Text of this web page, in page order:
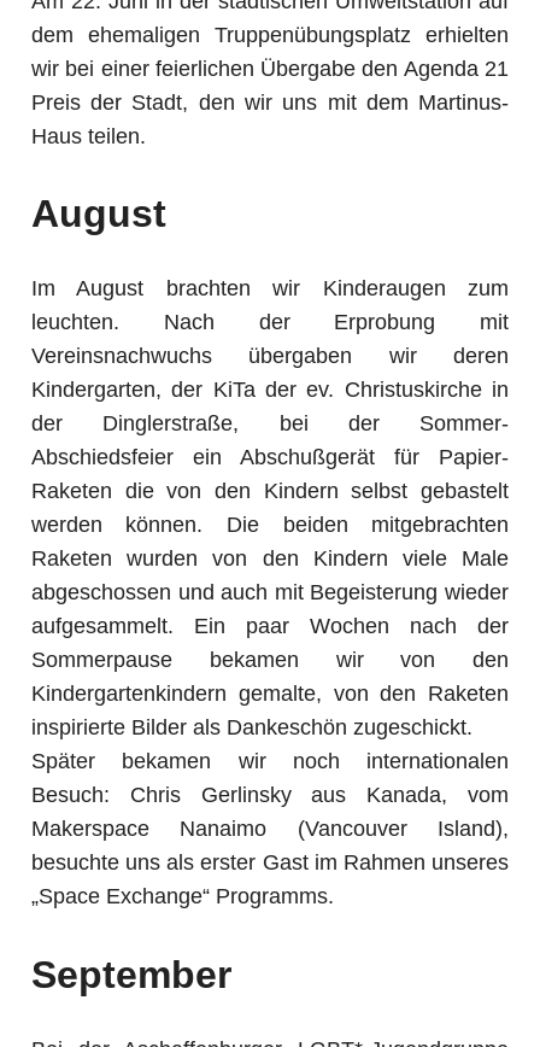
dem ehemaligen Truppenübungsplatz erhielten
wir bei einer feierlichen Übergabe den Agenda 21
Preis der Stadt, den wir uns mit dem Martinus-
Haus teilen.
August
Im August brachten wir Kinderaugen zum
leuchten. Nach der Erprobung mit
Vereinsnachwuchs übergaben wir deren
Kindergarten, der KiTa der ev. Christuskirche in
der Dinglerstraße, bei der Sommer-
Abschiedsfeier ein Abschußgerät für Papier-
Raketen die von den Kindern selbst gebastelt
werden können. Die beiden mitgebrachten
Raketen wurden von den Kindern viele Male
abgeschossen und auch mit Begeisterung wieder
aufgesammelt. Ein paar Wochen nach der
Sommerpause bekamen wir von den
Kindergartenkindern gemalte, von den Raketen
inspirierte Bilder als Dankeschön zugeschickt.
Später bekamen wir noch internationalen
Besuch: Chris Gerlinsky aus Kanada, vom
Makerspace Nanaimo (Vancouver Island),
besuchte uns als erster Gast im Rahmen unseres
„Space Exchange“ Programms.
September